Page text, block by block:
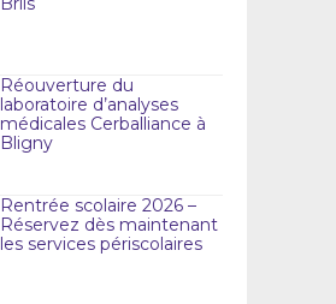
Réouverture du
laboratoire d’analyses
médicales Cerballiance à
Bligny
Rentrée scolaire 2026 –
Réservez dès maintenant
les services périscolaires